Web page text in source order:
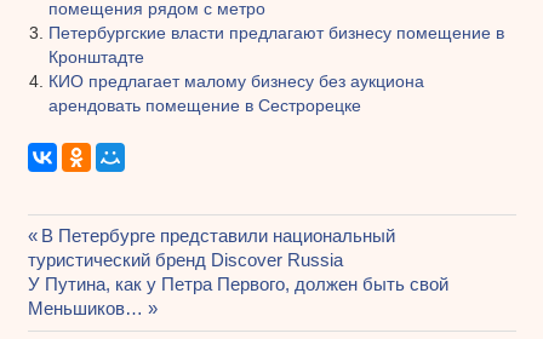
помещения рядом с метро
Петербургские власти предлагают бизнесу помещение в
Кронштадте
КИО предлагает малому бизнесу без аукциона
арендовать помещение в Сестрорецке
Навигация
по
Предыдущая
запись:
В Петербурге представили национальный
туристический бренд Discover Russia
Следующая
запись:
У Путина, как у Петра Первого, должен быть свой
Меньшиков…